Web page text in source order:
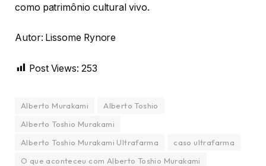
como patrimônio cultural vivo.
Autor: Lissome Rynore
Post Views: 253
Alberto Murakami
Alberto Toshio
Alberto Toshio Murakami
Alberto Toshio Murakami Ultrafarma
caso ultrafarma
O que aconteceu com Alberto Toshio Murakami